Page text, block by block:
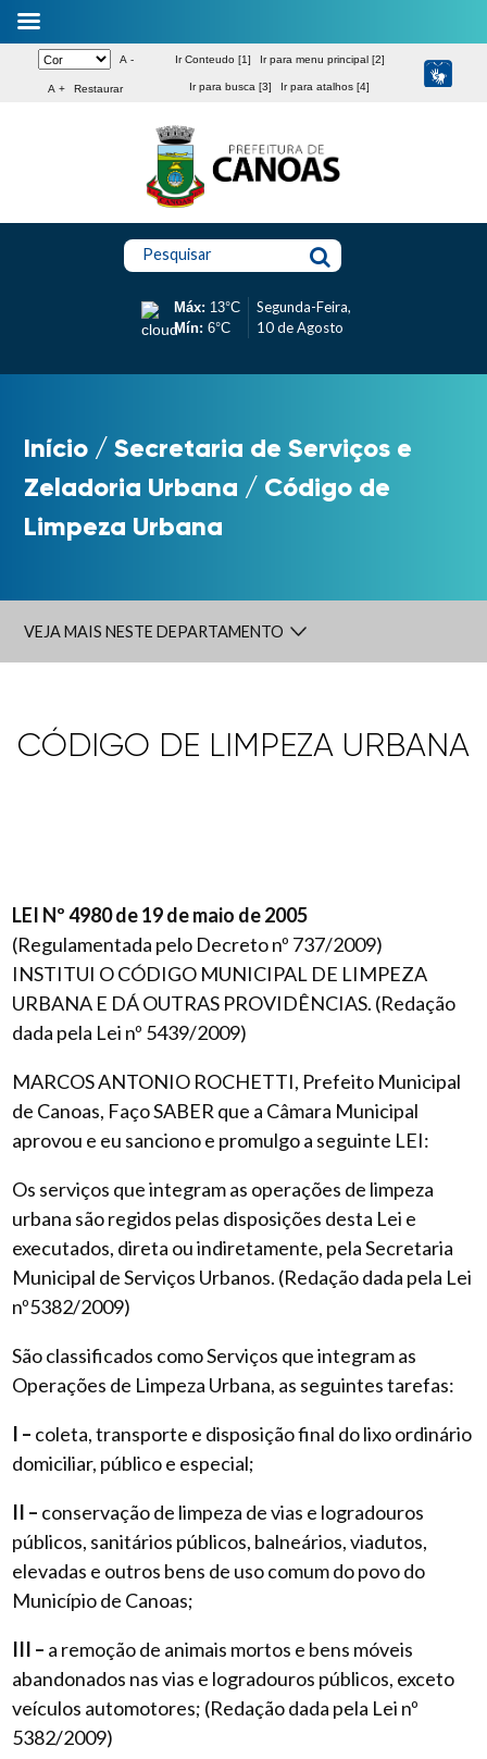
A -
A + Restaurar
Ir Conteudo [1] Ir para menu principal [2]
Ir para busca [3] Ir para atalhos [4]
Pesquisar
Máx: 13°C
Mín: 6°C
Segunda-Feira,
10 de Agosto
Início /Secretaria de Serviços e
Zeladoria Urbana / Código de
Limpeza Urbana
VEJA MAIS NESTE DEPARTAMENTO
CÓDIGO DE LIMPEZA URBANA
LEI Nº 4980 de 19 de maio de 2005
(Regulamentada pelo Decreto nº 737/2009)
INSTITUI O CÓDIGO MUNICIPAL DE LIMPEZA
URBANA E DÁ OUTRAS PROVIDÊNCIAS. (Redação
dada pela Lei nº 5439/2009)
MARCOS ANTONIO ROCHETTI, Prefeito Municipal
de Canoas, Faço SABER que a Câmara Municipal
aprovou e eu sanciono e promulgo a seguinte LEI:
Os serviços que integram as operações de limpeza
urbana são regidos pelas disposições desta Lei e
executados, direta ou indiretamente, pela Secretaria
Municipal de Serviços Urbanos. (Redação dada pela Lei
nº5382/2009)
São classificados como Serviços que integram as
Operações de Limpeza Urbana, as seguintes tarefas:
I – coleta, transporte e disposição final do lixo ordinário
domiciliar, público e especial;
II – conservação de limpeza de vias e logradouros
públicos, sanitários públicos, balneários, viadutos,
elevadas e outros bens de uso comum do povo do
Município de Canoas;
III – a remoção de animais mortos e bens móveis
abandonados nas vias e logradouros públicos, exceto
veículos automotores; (Redação dada pela Lei nº
5382/2009)